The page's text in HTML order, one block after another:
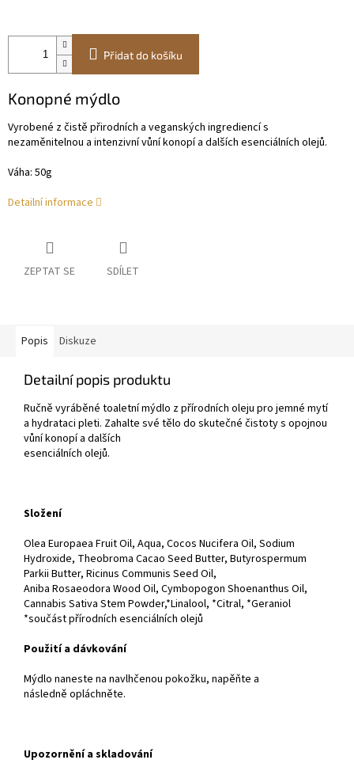
Přidat do košíku
Konopné mýdlo
Vyrobené z čistě přirodních a veganských ingrediencí s
nezaměnitelnou a intenzivní vůní konopí a dalších esenciálních olejů.
Váha: 50g
Detailní informace
ZEPTAT SE SDÍLET
Popis Diskuze
Detailní popis produktu
Ručně vyráběné toaletní mýdlo z přírodních oleju pro jemné mytí
a hydrataci pleti. Zahalte své tělo do skutečné čistoty s opojnou
vůní konopí a dalších
esenciálních olejů.
Složení
Olea Europaea Fruit Oil, Aqua, Cocos Nucifera Oil, Sodium
Hydroxide, Theobroma Cacao Seed Butter, Butyrospermum
Parkii Butter, Ricinus Communis Seed Oil,
Aniba Rosaeodora Wood Oil, Cymbopogon Shoenanthus Oil,
Cannabis Sativa Stem Powder,*Linalool, *Citral, *Geraniol
*součást přírodních esenciálních olejů
Použití a dávkování
Mýdlo naneste na navlhčenou pokožku, napěňte a
následně opláchněte.
Upozornění a skladování